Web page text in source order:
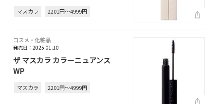
マスカラ 2201円～4999円
コスメ・化粧品
発売日：2025.01.10
ザ マスカラ カラーニュアンス
WP
マスカラ 2201円～4999円